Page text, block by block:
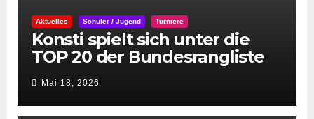
Aktuelles Schüler / Jugend Turniere
Konsti spielt sich unter die
TOP 20 der Bundesrangliste
👏Mai 18, 2026